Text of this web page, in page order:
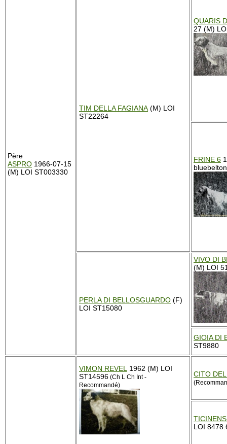
Père
ASPRO 1966-07-15
(M) LOI ST003330
TIM DELLA FAGIANA (M) LOI
ST22264
QUARIS
27 (M)
FRINE 6
bluebelton
PERLA DI BELLOSGUARDO (F)
LOI ST15080
VIVO DI
(M) LOI
GIOIA DI
ST9880
VIMON REVEL
1962 (M) LOI
ST14596 (Ch L Ch Int -
Recommandé)
CITO
LOI